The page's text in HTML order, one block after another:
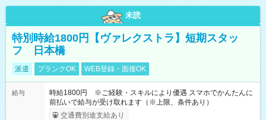
未読
特別時給1800円【ヴァレクストラ】短期スタッ
フ 日本橋
派遣 ブランクOK WEB登録・面接OK
給与
時給1800円 ※ご経験・スキルにより優遇 スマホでかんたんに
前払いで給与が受け取れます（※上限、条件あり）
交通費別途支給あり